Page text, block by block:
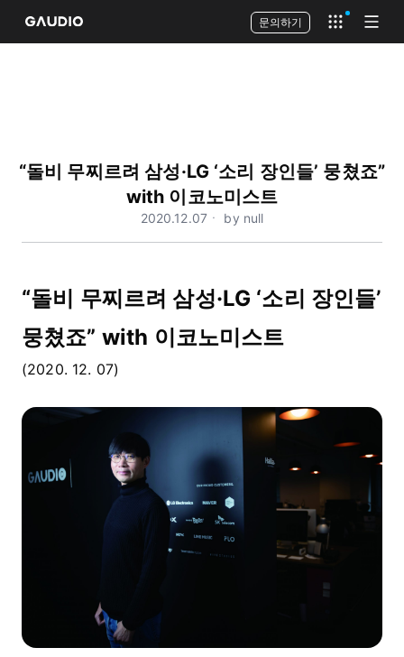
문의하기
Open app
“돌비 무찌르려 삼성·LG ‘소리 장인들’ 뭉쳤죠”
with 이코노미스트
2020.12.07ㆍ by null
“돌비 무찌르려 삼성·LG ‘소리 장인들’
뭉쳤죠” with 이코노미스트
(2020. 12. 07)